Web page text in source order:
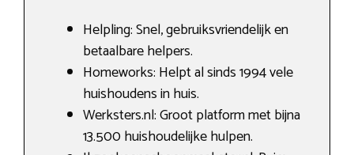
Helpling: Snel, gebruiksvriendelijk en
betaalbare helpers.
Homeworks: Helpt al sinds 1994 vele
huishoudens in huis.
Werksters.nl: Groot platform met bijna
13.500 huishoudelijke hulpen.